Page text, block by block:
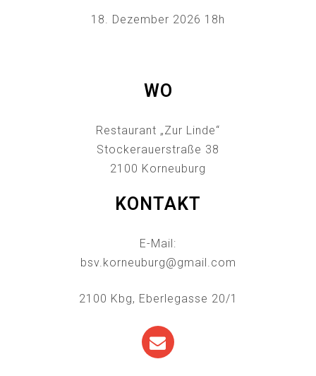
18. Dezember 2026 18h
WO
Restaurant „Zur Linde“
Stockerauerstraße 38
2100 Korneuburg
KONTAKT
E-Mail:
bsv.korneuburg@gmail.com
2100 Kbg, Eberlegasse 20/1